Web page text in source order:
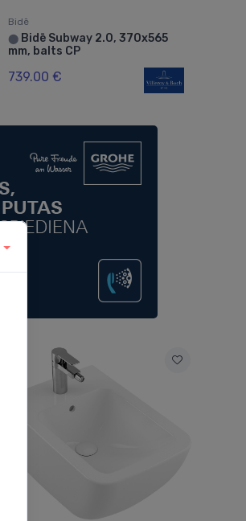
Bidē
⬤Bidē Subway 2.0, 370x565
mm, balts CP
739.00 €